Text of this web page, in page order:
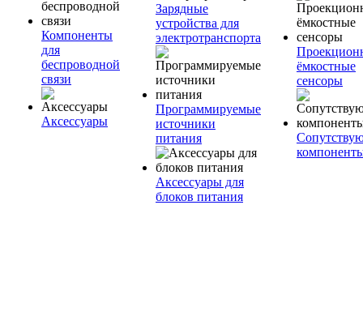
Компоненты
для
беспроводной
связи
Аксессуары
Зарядные
устройства для
электротранспорта
Программируемые
источники
питания
Аксессуары для
блоков питания
ёмкостные
сенсоры